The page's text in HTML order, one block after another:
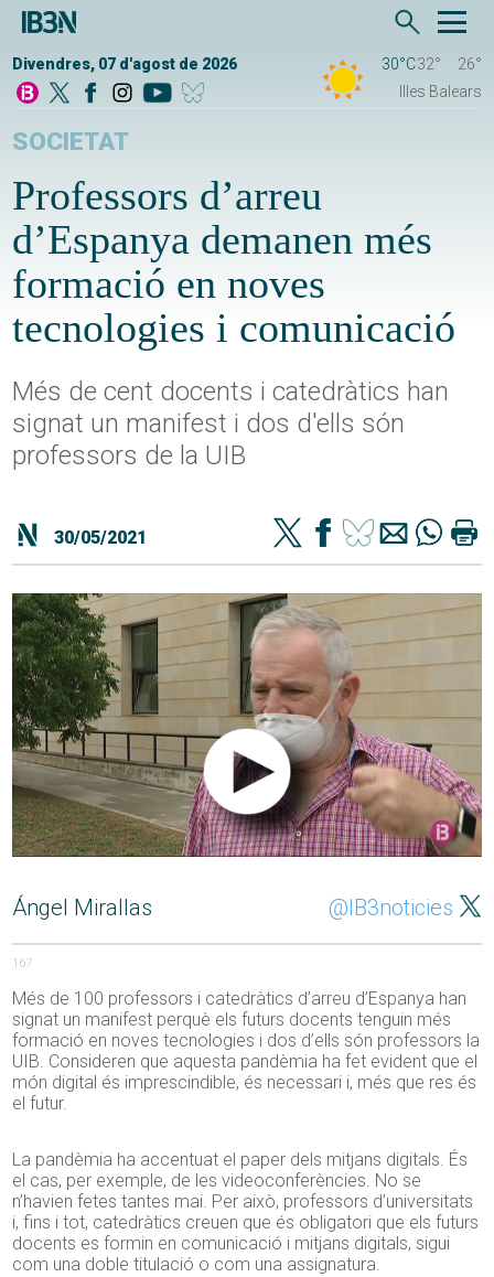
Divendres, 07 d'agost de 2026 30°C32°
26°
Illes Balears
SOCIETAT
Professors d’arreu
d’Espanya demanen més
formació en noves
tecnologies i comunicació
Més de cent docents i catedràtics han
signat un manifest i dos d'ells són
professors de la UIB
30/05/2021
Ángel Mirallas @IB3noticies
167
Més de 100 professors i catedràtics d’arreu d’Espanya han
signat un manifest perquè els futurs docents tenguin més
formació en noves tecnologies i dos d’ells són professors la
UIB. Consideren que aquesta pandèmia ha fet evident que el
món digital és imprescindible, és necessari i, més que res és
el futur.
La pandèmia ha accentuat el paper dels mitjans digitals. És
el cas, per exemple, de les videoconferències. No se
n’havien fetes tantes mai. Per això, professors d’universitats
i, fins i tot, catedràtics creuen que és obligatori que els futurs
docents es formin en comunicació i mitjans digitals, sigui
com una doble titulació o com una assignatura.